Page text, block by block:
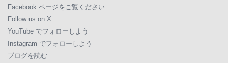
Facebook ページをご覧ください
Follow us on X
YouTube でフォローしよう
Instagram でフォローしよう
ブログを読む